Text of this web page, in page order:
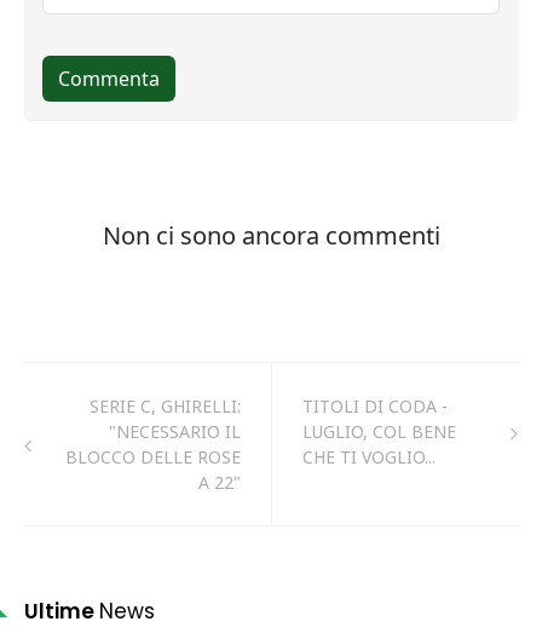
SERIE C, GHIRELLI:
"NECESSARIO IL
BLOCCO DELLE ROSE
A 22"
TITOLI DI CODA -
LUGLIO, COL BENE
CHE TI VOGLIO...
Ultime News